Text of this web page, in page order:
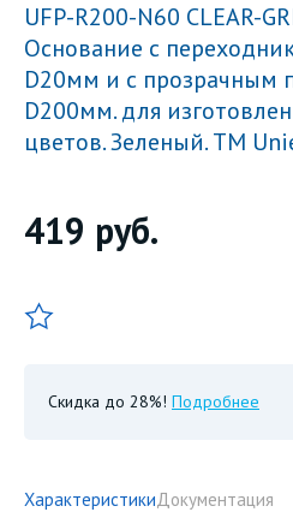
UFP-R200-N60 CLEAR-GREEN
Основание с
D20мм и с прозрачным
D200мм. для
цветов. Зеленый. ТМ
419 руб.
Скидка до 28%! Подробнее
ХарактеристикиДокументация